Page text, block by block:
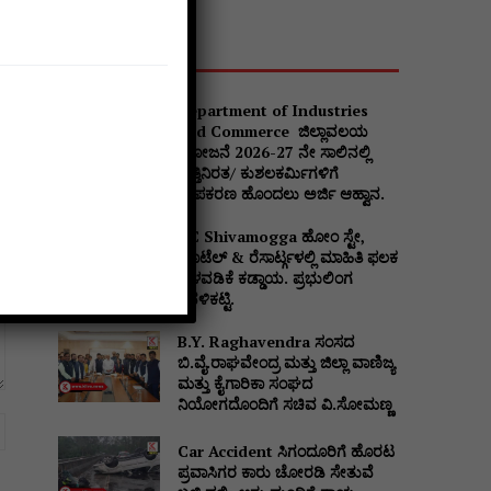
Department of Industries
and Commerce ಜಿಲ್ಲಾವಲಯ
ಯೋಜನೆ 2026-27 ನೇ ಸಾಲಿನಲ್ಲಿ
ವೃತ್ತಿನಿರತ/ ಕುಶಲಕರ್ಮಿಗಳಿಗೆ
ಉಪಕರಣ ಹೊಂದಲು ಅರ್ಜಿ ಆಹ್ವಾನ.
DC Shivamogga ಹೋಂ ಸ್ಟೇ,
ಹೊಟೆಲ್ & ರೆಸಾರ್ಟ್ಗಳಲ್ಲಿ ಮಾಹಿತಿ ಫಲಕ
ಅಳವಡಿಕೆ ಕಡ್ಡಾಯ. ಪ್ರಭುಲಿಂಗ
ಕವಳಿಕಟ್ಟಿ.
B.Y. Raghavendra ಸಂಸದ
ಬಿ.ವೈ.ರಾಘವೇಂದ್ರ ಮತ್ತು ಜಿಲ್ಲಾ ವಾಣಿಜ್ಯ
ಮತ್ತು ಕೈಗಾರಿಕಾ ಸಂಘದ
ನಿಯೋಗದೊಂದಿಗೆ ಸಚಿವ ವಿ‌.ಸೋಮಣ್ಣ
Car Accident ಸಿಗಂದೂರಿಗೆ ಹೊರಟ
ಪ್ರವಾಸಿಗರ ಕಾರು ಚೋರಡಿ ಸೇತುವೆ